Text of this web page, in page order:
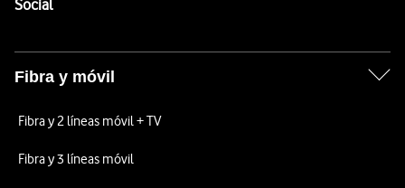
SocialEnlaces a las redes sociales de Vodafone
Fibra y móvil
Fibra y 2 líneas móvil + TV
Fibra y 3 líneas móvil